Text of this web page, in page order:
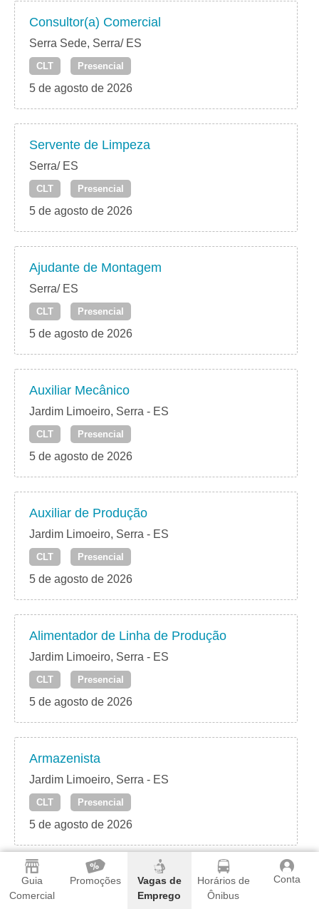
Guia
Comercial
Promoções
Vagas de
Emprego
Horários de
Ônibus
Conta
Consultor(a) Comercial
Serra Sede, Serra/ ES
CLT Presencial
5 de agosto de 2026
Servente de Limpeza
Serra/ ES
CLT Presencial
5 de agosto de 2026
Ajudante de Montagem
Serra/ ES
CLT Presencial
5 de agosto de 2026
Auxiliar Mecânico
Jardim Limoeiro, Serra - ES
CLT Presencial
5 de agosto de 2026
Auxiliar de Produção
Jardim Limoeiro, Serra - ES
CLT Presencial
5 de agosto de 2026
Alimentador de Linha de Produção
Jardim Limoeiro, Serra - ES
CLT Presencial
5 de agosto de 2026
Armazenista
Jardim Limoeiro, Serra - ES
CLT Presencial
5 de agosto de 2026
Auxiliar de Vendas
Jardim Limoeiro, Serra - ES